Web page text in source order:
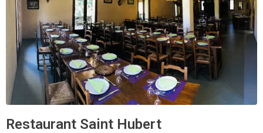
Restaurant Saint Hubert